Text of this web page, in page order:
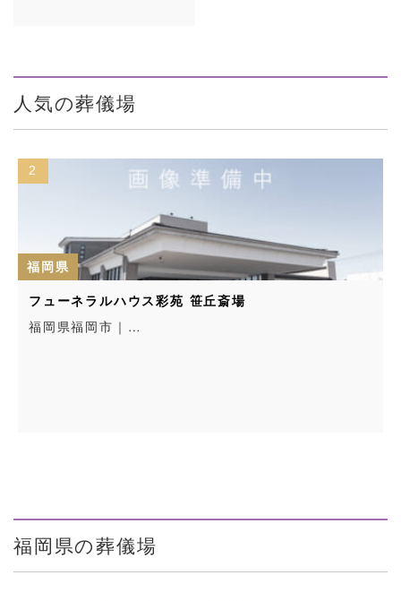
人気の葬儀場
2
福岡県
フューネラルハウス彩苑 笹丘斎場
福岡県福岡市｜…
福岡県の葬儀場